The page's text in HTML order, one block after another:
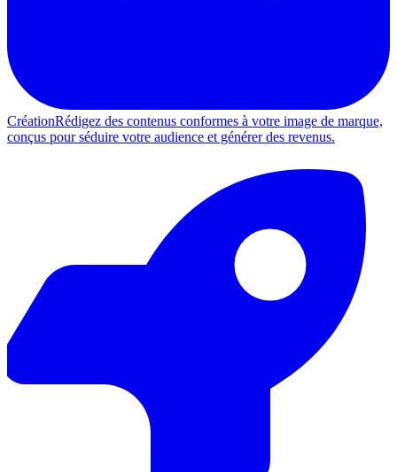
CréationRédigez des contenus conformes à votre image de marque,
conçus pour séduire votre audience et générer des revenus.